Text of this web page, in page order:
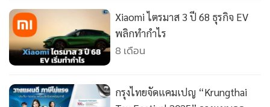
• หุ้น
อินโดจีน
• กองทุนรวม
• Celeb Online
• Factcheck
• ญี่ปุ่น
Xiaomi ไตรมาส 3 ปี 68 ธุรกิจ EV
พลิกทำกำไร
8 เดือน
กรุงไทยจัดแคมเปญ “Krungthai